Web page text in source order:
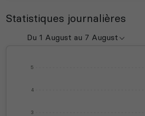
Statistiques journalières
3
4
5